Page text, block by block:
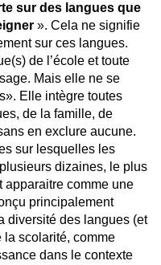
sur des langues que
». Cela ne signifie
sur ces langues.
de l’école et toute
Mais elle ne se
Elle intègre toutes
de la famille, de
en exclure aucune.
sur lesquelles les
dizaines, le plus
apparaitre comme une
principalement
diversité des langues (et
la scolarité, comme
dans le contexte